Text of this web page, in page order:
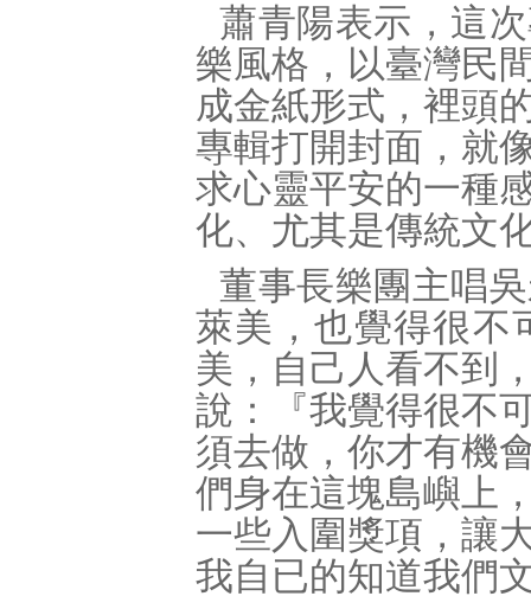
蕭青陽表示，這
樂風格，以臺灣民
成金紙形式，裡頭
專輯打開封面，就
求心靈平安的一種
化、尤其是傳統文
董事長樂團主唱
萊美，也覺得很不
美，自己人看不到
說：『我覺得很不
須去做，你才有機
們身在這塊島嶼上
一些入圍獎項，讓
我自已的知道我們